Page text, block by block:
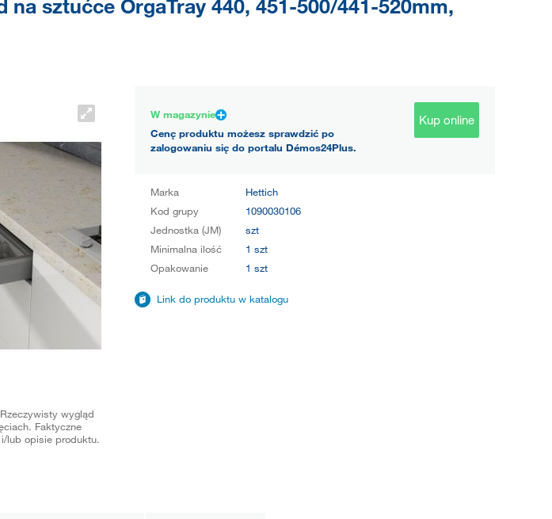
na sztućce OrgaTray 440, 451-500/441-520mm,
wygląd
Faktyczne
lub opisie produktu.
W magazynie
Cenę produktu możesz sprawdzić po
zalogowaniu się do portalu Démos24Plus.
Kup online
Marka
Hettich
Kod grupy
1090030106
Jednostka (JM)
szt
Minimalna ilość
1 szt
Opakowanie
1 szt
Link do produktu w katalogu